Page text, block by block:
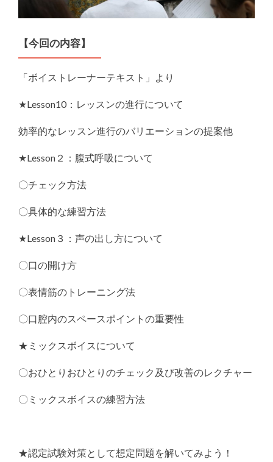
【今回の内容】
「ボイストレーナーテキスト」より
★Lesson10：レッスンの進行について
効率的なレッスン進行のバリエーションの提案他
★Lesson２：腹式呼吸について
〇チェック方法
〇具体的な練習方法
★Lesson３：声の出し方について
〇口の開け方
〇表情筋のトレーニング法
〇口腔内のスペースポイントの重要性
★ミックスボイスについて
〇おひとりおひとりのチェック及び改善のレクチャー
〇ミックスボイスの練習方法
★認定試験対策として想定問題を解いてみよう！